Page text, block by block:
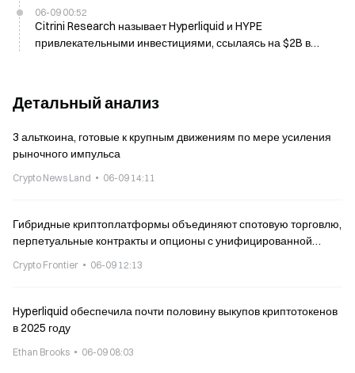
06-09 00:52
Citrini Research называет Hyperliquid и HYPE
привлекательными инвестициями, ссылаясь на $2B в
Детальный анализ
3 альткоина, готовые к крупным движениям по мере усиления
рыночного импульса
Crypto News Land 06-09 14:11
Гибридные криптоплатформы объединяют спотовую торговлю,
перпетуальные контракты и опционы с унифицированной
Crypto Frontier 06-09 12:13
Hyperliquid обеспечила почти половину выкупов криптотокенов
в 2025 году
Ethan Brooks 06-09 08:03